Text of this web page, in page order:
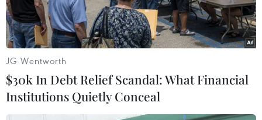
bánh heroin.
JG Wentworth
$30k In Debt Relief Scandal: What Financial
Institutions Quietly Conceal